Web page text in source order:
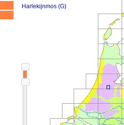
Harlekijnmos (G)